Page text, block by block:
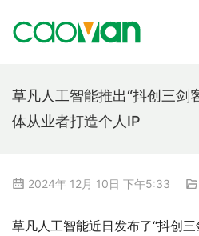
草凡人工智能推出“抖创三剑
体从业者打造个人IP
2024年 12月 10日 下午5:33
草凡人工智能近日发布了“抖创